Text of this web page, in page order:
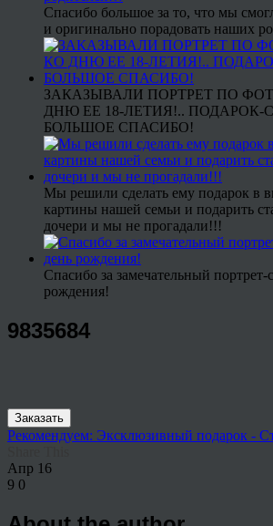
Спасибо большое за то, что мы
и оригинально порадовать наших
ЗАКАЗЫВАЛИ ПОРТРЕТ ПО
ДНЮ ЕЕ 18-ЛЕТИЯ!.. ПОДАРОК-
БОЛЬШОЕ СПАСИБО!
Мы решили сделать ему подарок в
картины нашей семьи и подарить
дочери и мы не прогадали!!!
Спасибо за замечательный
рождения!
9835684
Заказать
Рекомендуем: Эксклюзивный подарок -
Апр 16
9 0